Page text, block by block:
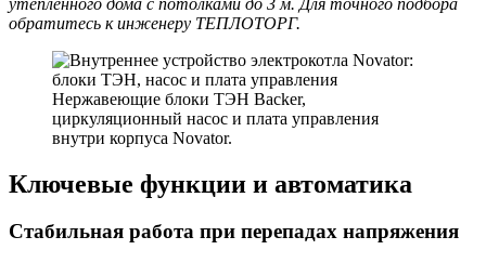
обратитесь к инженеру ТЕПЛОТОРГ.
Нержавеющие блоки ТЭН Backer,
циркуляционный насос и плата управления
внутри корпуса Novator.
Ключевые функции и автоматика
Стабильная работа при перепадах напряжения